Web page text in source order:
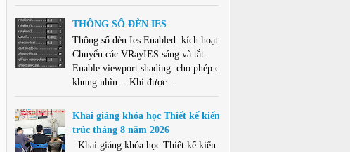
THÔNG SỐ ĐÈN IES
Thông số đèn Ies Enabled: kích hoạt -
Chuyển các VRayIES sáng và tắt.
Enable viewport shading: cho phép che
khung nhìn - Khi được...
Khai giảng khóa học Thiết kế kiến
trúc tháng 8 năm 2026
Khai giảng khóa học Thiết kế kiến